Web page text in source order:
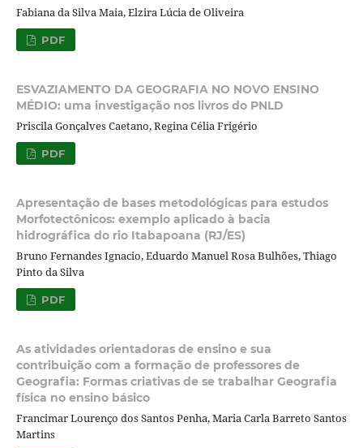
Fabiana da Silva Maia, Elzira Lúcia de Oliveira
PDF
ESVAZIAMENTO DA GEOGRAFIA NO NOVO ENSINO
MÉDIO: uma investigação nos livros do PNLD
Priscila Gonçalves Caetano, Regina Célia Frigério
PDF
Apresentação de bases metodológicas para estudos
Morfotectônicos: exemplo aplicado à bacia
hidrográfica do rio Itabapoana (RJ/ES)
Bruno Fernandes Ignacio, Eduardo Manuel Rosa Bulhões, Thiago
Pinto da Silva
PDF
As atividades orientadoras de ensino e sua
contribuição com a formação de professores de
Geografia: Formas criativas de se trabalhar Geografia
física no ensino básico
Francimar Lourenço dos Santos Penha, Maria Carla Barreto Santos
Martins